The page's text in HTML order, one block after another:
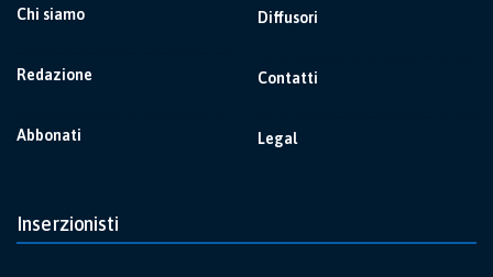
Chi siamo
Redazione
Abbonati
Diffusori
Contatti
Legal
Inserzionisti